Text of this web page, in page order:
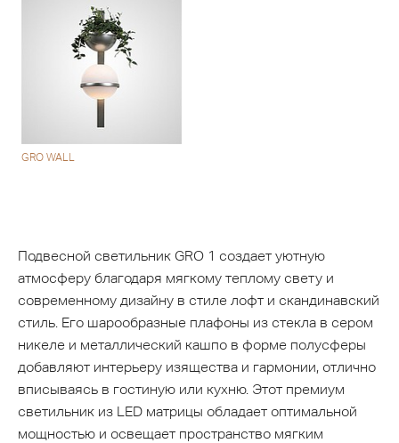
GRO WALL
Подвесной светильник GRO 1 создает уютную
атмосферу благодаря мягкому теплому свету и
современному дизайну в стиле лофт и скандинавский
стиль. Его шарообразные плафоны из стекла в сером
никеле и металлический кашпо в форме полусферы
добавляют интерьеру изящества и гармонии, отлично
вписываясь в гостиную или кухню. Этот премиум
светильник из LED матрицы обладает оптимальной
мощностью и освещает пространство мягким